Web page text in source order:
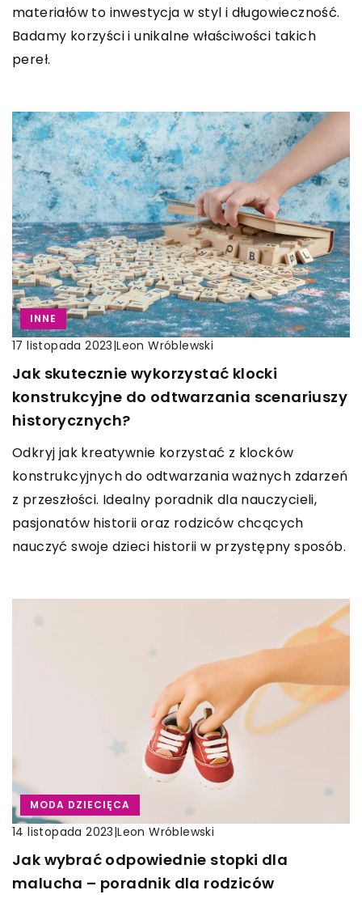
materiałów to inwestycja w styl i długowieczność.
Badamy korzyści i unikalne właściwości takich
pereł.
INNE
17 listopada 2023|Leon Wróblewski
Jak skutecznie wykorzystać klocki
konstrukcyjne do odtwarzania scenariuszy
historycznych?
Odkryj jak kreatywnie korzystać z klocków
konstrukcyjnych do odtwarzania ważnych zdarzeń
z przeszłości. Idealny poradnik dla nauczycieli,
pasjonatów historii oraz rodziców chcących
nauczyć swoje dzieci historii w przystępny sposób.
MODA DZIECIĘCA
14 listopada 2023|Leon Wróblewski
Jak wybrać odpowiednie stopki dla
malucha – poradnik dla rodziców